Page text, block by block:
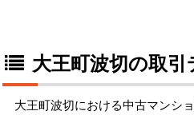
大王町波切の取
大王町波切における中古マンシ